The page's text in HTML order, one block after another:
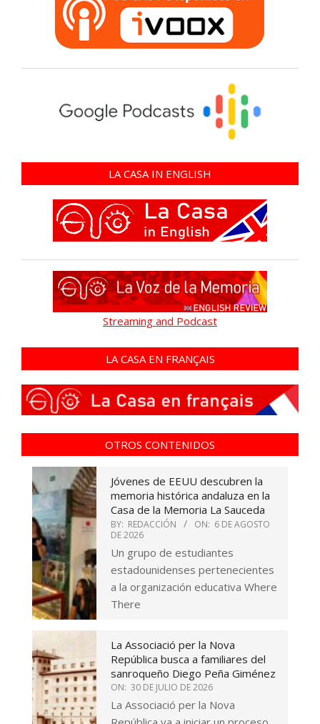
LA CASA IN ENGLISH
Streaming and Podcast
LA CASA EN FRANÇAIS
OTROS CONTENIDOS
Jóvenes de EEUU descubren la
memoria histórica andaluza en la
Casa de la Memoria La Sauceda
BY: REDACCIÓN ON: 6 DE AGOSTO
DE 2026
Un grupo de estudiantes
estadounidenses pertenecientes
a la organización educativa Where
There
La Associació per la Nova
República busca a familiares del
sanroqueño Diego Peña Giménez
ON: 30 DE JULIO DE 2026
La Associació per la Nova